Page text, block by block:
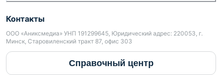
Контакты
ООО «Аниксмедиа» УНП 191299645, Юридический адрес: 220053, г.
Минск, Старовиленский тракт 87, офис 303
Справочный центр